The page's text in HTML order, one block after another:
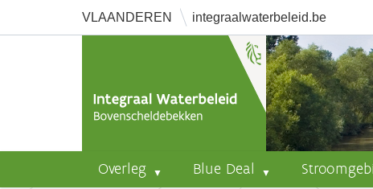
VLAANDEREN integraalwaterbeleid.be
Overleg Blue Deal